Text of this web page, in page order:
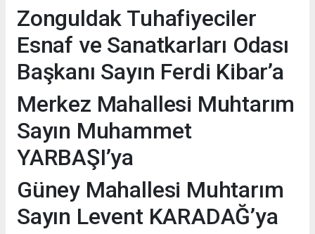
Zonguldak Tuhafiyeciler
Esnaf ve Sanatkarları Odası
Başkanı Sayın Ferdi Kibar’a
Merkez Mahallesi Muhtarım
Sayın Muhammet
YARBAŞI’ya
Güney Mahallesi Muhtarım
Sayın Levent KARADAĞ’ya